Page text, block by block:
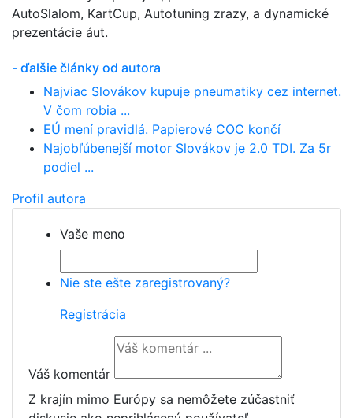
AutoSlalom, KartCup, Autotuning zrazy, a dynamické
prezentácie áut.
- ďalšie články od autora
Najviac Slovákov kupuje pneumatiky cez internet.
V čom robia ...
EÚ mení pravidlá. Papierové COC končí
Najobľúbenejší motor Slovákov je 2.0 TDI. Za 5r
podiel ...
Profil autora
Vaše meno
Nie ste ešte zaregistrovaný?
Registrácia
Váš komentár
Z krajín mimo Európy sa nemôžete zúčastniť